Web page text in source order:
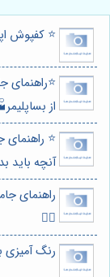
⭐️ کفپوش
⭐️راهنمای
از
⭐️
آنچه باید
راهنمای
👷‍♂️
رنگ آمیزی